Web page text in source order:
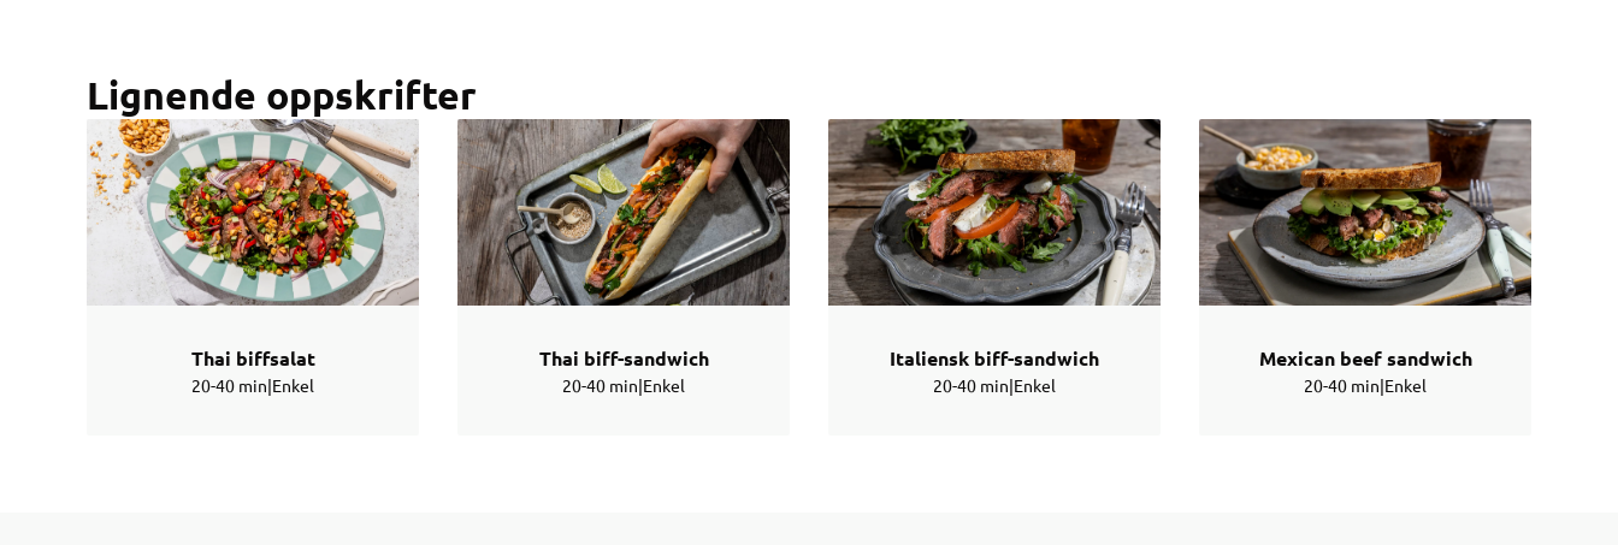
Lignende oppskrifter
Thai biffsalat
20-40 min|Enkel
Thai biff-sandwich
20-40 min|Enkel
Italiensk biff-sandwich
20-40 min|Enkel
Mexican beef sandwich
20-40 min|Enkel